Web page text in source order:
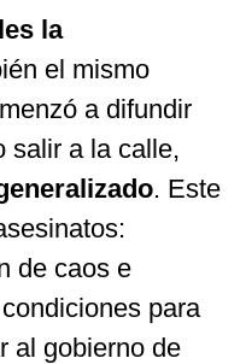
la
el mismo
a difundir
salir a la calle,
. Este
de caos e
para
al gobierno de